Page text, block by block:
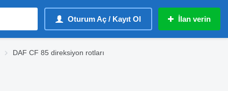
Oturum Aç / Kayıt Ol İlan verin
DAF CF 85 direksiyon rotları